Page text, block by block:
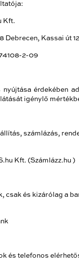
Kft.
Debrecen, Kassai út
2-09
nyújtása érdekében
igénylő
számlázás,
Kft. (Számlázz.hu )
csak és kizárólag a
és telefonos